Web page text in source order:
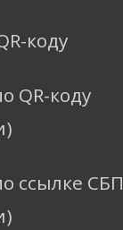
коду
QR-коду
ссылке СБП